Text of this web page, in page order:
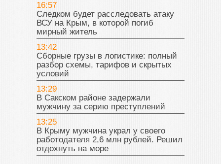
16:57
Следком будет расследовать атаку
ВСУ на Крым, в которой погиб
мирный житель
13:42
Сборные грузы в логистике: полный
разбор схемы, тарифов и скрытых
условий
13:29
В Сакском районе задержали
мужчину за серию преступлений
13:25
В Крыму мужчина украл у своего
работодателя 2,6 млн рублей. Решил
отдохнуть на море